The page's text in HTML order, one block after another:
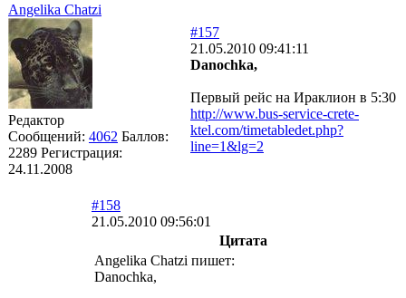
Angelika Chatzi
Редактор
Сообщений: 4062 Баллов:
2289 Регистрация:
24.11.2008
#157
21.05.2010 09:41:11
Danochka,
Первый рейс на Ираклион в 5:30
http://www.bus-service-crete-
ktel.com/timetabledet.php?
line=1&lg=2
#158
21.05.2010 09:56:01
Цитата
Angelika Chatzi пишет:
Danochka,